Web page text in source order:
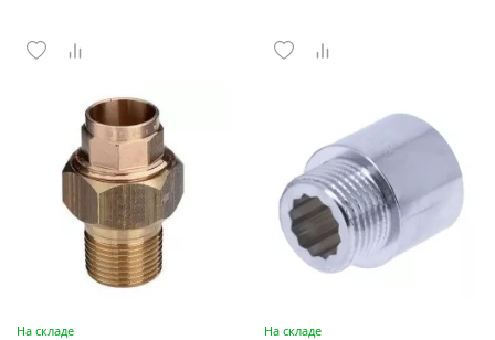
На складе На складе